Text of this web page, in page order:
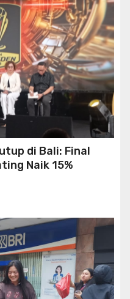
di Bali: Final
Naik 15%